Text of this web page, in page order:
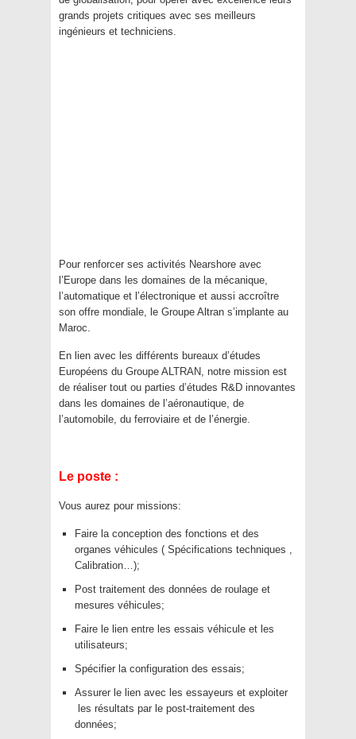
grands projets critiques avec ses meilleurs
ingénieurs et techniciens.
Pour renforcer ses activités Nearshore avec
l’Europe dans les domaines de la mécanique,
l’automatique et l’électronique et aussi accroître
son offre mondiale, le Groupe Altran s’implante au
Maroc.
En lien avec les différents bureaux d’études
Européens du Groupe ALTRAN, notre mission est
de réaliser tout ou parties d’études R&D innovantes
dans les domaines de l’aéronautique, de
l’automobile, du ferroviaire et de l’énergie.
Le poste :
Vous aurez pour missions:
Faire la conception des fonctions et des
organes véhicules ( Spécifications techniques ,
Calibration…);
Post traitement des données de roulage et
mesures véhicules;
Faire le lien entre les essais véhicule et les
utilisateurs;
Spécifier la configuration des essais;
Assurer le lien avec les essayeurs et exploiter
les résultats par le post-traitement des
données;